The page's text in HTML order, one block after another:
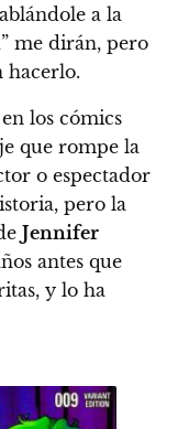
a la
” me dirán, pero
hacerlo.
los cómics
que rompe la
o espectador
pero la
Jennifer
antes que
y lo ha